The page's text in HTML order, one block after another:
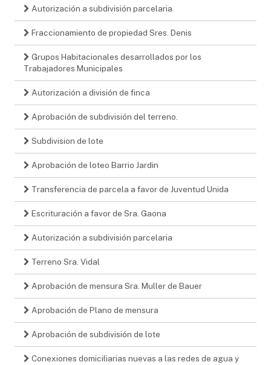
Autorización a subdivisión parcelaria
Fraccionamiento de propiedad Sres. Denis
Grupos Habitacionales desarrollados por los
Trabajadores Municipales
Autorización a división de finca
Aprobación de subdivisión del terreno.
Subdivision de lote
Aprobación de loteo Barrio Jardin
Transferencia de parcela a favor de Juventud Unida
Escrituración a favor de Sra. Gaona
Autorización a subdivisión parcelaria
Terreno Sra. Vidal
Aprobación de mensura Sra. Muller de Bauer
Aprobación de Plano de mensura
Aprobación de subdivisión de lote
Conexiones domiciliarias nuevas a las redes de agua y